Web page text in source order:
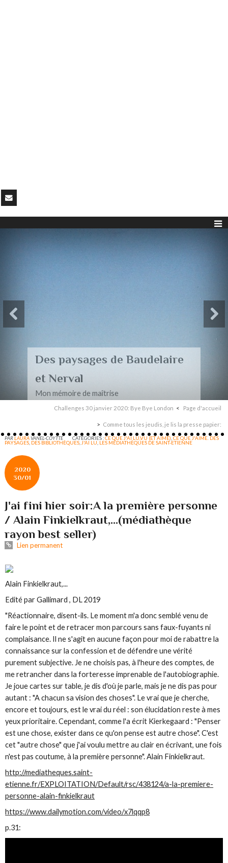
Des paysages de Baudelaire
et Nerval
Mon mémoire de maîtrise
Challenges 30 janvier 2020: Bye Bye London Page d'accueil
Comme tous les jeudis, je lis la presse papier:
PARLAURAVANEL-COYTTE CATÉGORIES :CE QUE J'AI LU,VU (ET AIMÉ) ,CE QUE J'AIME. DES
PAYSAGES DES BIBLIOTHÈQUES J'AI LU LES MÉDIATHÈQUES DE SAINT-ETIENNE
2020
30/01
J'ai fini hier soir:A la première personne
/ Alain Finkielkraut,...(médiathèque
rayon best seller)
Lien permanent
Alain Finkielkraut,...
Edité par Gallimard , DL 2019
"Réactionnaire, disent-ils. Le moment m'a donc semblé venu de
faire le point et de retracer mon parcours sans faux-fuyants ni
complaisance. Il ne s'agit en aucune façon pour moi de rabattre la
connaissance sur la confession et de défendre une vérité
purement subjective. Je ne choisis pas, à l'heure des comptes, de
me retrancher dans la forteresse imprenable de l'autobiographie.
Je joue cartes sur table, je dis d'où je parle, mais je ne dis pas pour
autant : "A chacun sa vision des choses". Le vrai que je cherche,
encore et toujours, est le vrai du réel : son élucidation reste à mes
yeux prioritaire. Cependant, comme l'a écrit Kierkegaard : "Penser
est une chose, exister dans ce qu'on pense est autre chose". C'est
cet "autre chose" que j'ai voulu mettre au clair en écrivant, une fois
n'est pas coutume, à la première personne". Alain Finkielkraut.
http://mediatheques.saint-
etienne.fr/EXPLOITATION/Default/rsc/438124/a-la-premiere-
personne-alain-finkielkraut
https://www.dailymotion.com/video/x7lqqp8
p.31: